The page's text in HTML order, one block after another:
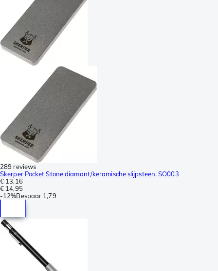
289 reviews
Skerper Pocket Stone diamant/keramische slijpsteen, SO003
€ 13,16
€ 14,95
-12%Bespaar 1,79